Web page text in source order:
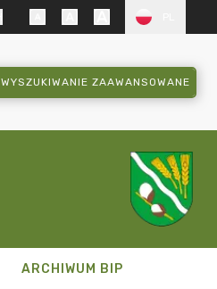
WYSZUKIWANIE ZAAWANSOWANE
ARCHIWUM BIP